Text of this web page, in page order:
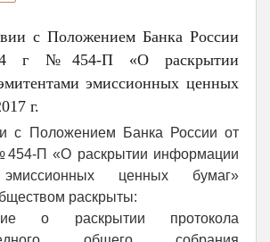
с Положением Банка России
г №454-П «О раскрытии
эмиссионных ценных
г.
с Положением Банка России от
П «О раскрытии информации
ценных бумаг»
раскрыты:
о раскрытии протокола